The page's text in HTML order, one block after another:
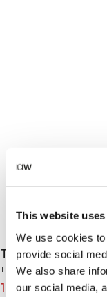
This website
We use cookies
provide social
We also share
our social media,
Training Socks
Training Collection
15€19€(-20%)